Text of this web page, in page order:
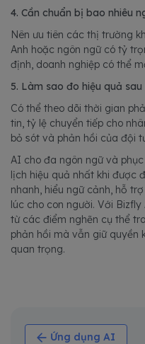
4. Cần chuẩn bị bao nhiêu
Nên ưu tiên các thị trường
Anh hoặc ngôn ngữ có tỷ
định, doanh nghiệp có thể
5. Làm sao đo hiệu quả
Có thể theo dõi thời gian
tin, tỷ lệ chuyển tiếp cho
bỏ sót và phản hồi của đội
AI cho đa ngôn ngữ và
lịch hiệu quả nhất khi được
nhanh, hiểu ngữ cảnh, hỗ
lúc cho con người. Với
từ các điểm nghẽn cụ thể
phản hồi mà vẫn giữ quyền
quan trọng.
Ứng dụng AI